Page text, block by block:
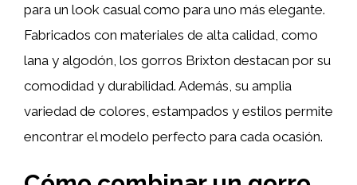
para un look casual como para uno más elegante.
Fabricados con materiales de alta calidad, como
lana y algodón, los gorros Brixton destacan por su
comodidad y durabilidad. Además, su amplia
variedad de colores, estampados y estilos permite
encontrar el modelo perfecto para cada ocasión.